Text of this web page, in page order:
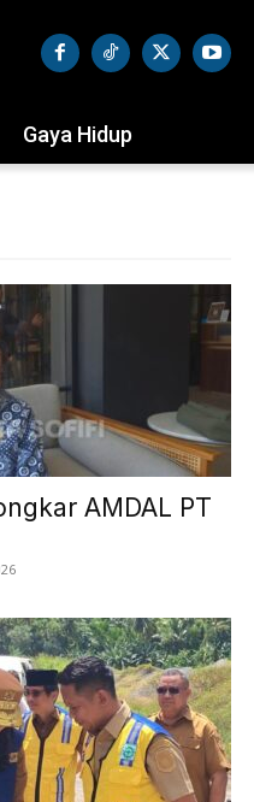
Gaya Hidup
AMDAL PT